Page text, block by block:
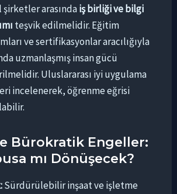
şirketler arasındaiş birliği ve bilgi
teşvik edilmelidir. Eğitim
ve sertifikasyonlar aracılığıyla
uzmanlaşmış insan gücü
Uluslararası iyi uygulama
incelenerek, öğrenme eğrisi
Bürokratik Engeller:
mı Dönüşecek?
Sürdürülebilir inşaat ve işletme